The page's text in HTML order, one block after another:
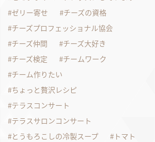
ゼリー寄せ
チーズの資格
チーズプロフェッショナル協会
チーズ仲間
チーズ大好き
チーズ検定
チームワーク
チーム作りたい
ちょっと贅沢レシピ
テラスコンサート
テラスサロンコンサート
とうもろこしの冷製スープ
トマト